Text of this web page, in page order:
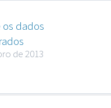
os dados
de 2013